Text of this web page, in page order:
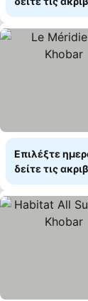
Επιλέξτε
δείτε τις